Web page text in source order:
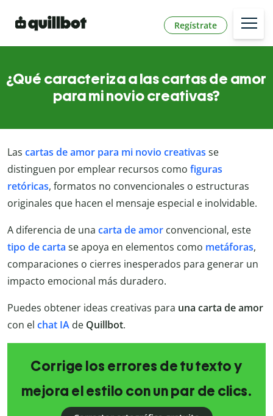
Regístrate
¿Qué caracteriza a las cartas de amor
para mi novio creativas?
Las cartas de amor para mi novio creativas se
distinguen por emplear recursos como figuras
retóricas, formatos no convencionales o estructuras
originales que hacen el mensaje especial e inolvidable.
A diferencia de una carta de amor convencional, este
tipo de carta se apoya en elementos como metáforas,
comparaciones o cierres inesperados para generar un
impacto emocional más duradero.
Puedes obtener ideas creativas para una carta de amor
con el chat IA de Quillbot.
Corrige los errores de tu texto y
mejora el estilo con un par de clics.